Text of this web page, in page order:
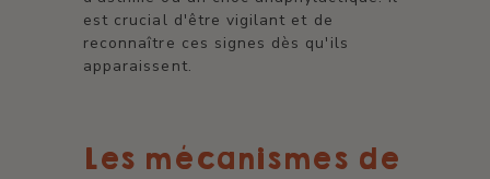
est crucial d'être vigilant et de
reconnaître ces signes dès qu'ils
apparaissent.
Les mécanismes de